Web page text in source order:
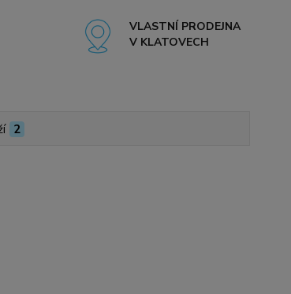
VLASTNÍ PRODEJNA
V KLATOVECH
2